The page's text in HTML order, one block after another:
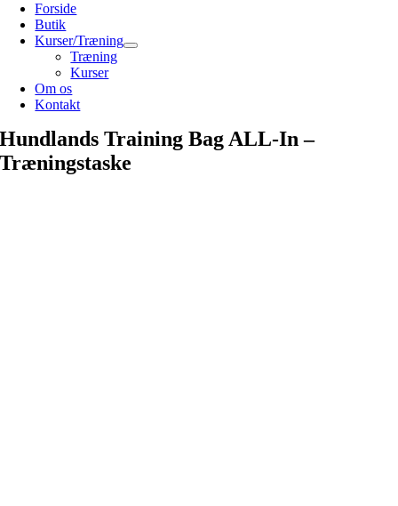
Forside
Butik
Kurser/Træning
Træning
Kurser
Om os
Kontakt
Hundlands Training Bag ALL-In –
Træningstaske